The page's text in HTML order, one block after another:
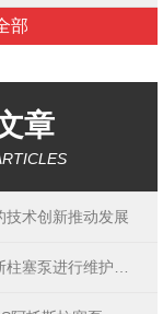
部
章
技术创新推动发展